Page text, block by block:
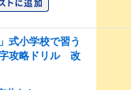
式小学校で習う
攻略ドリル 改